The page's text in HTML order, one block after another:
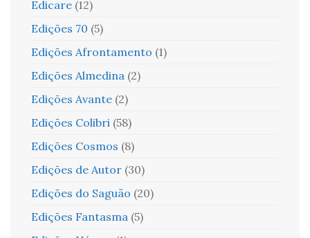
Edicare (12)
Edições 70 (5)
Edições Afrontamento (1)
Edições Almedina (2)
Edições Avante (2)
Edições Colibri (58)
Edições Cosmos (8)
Edições de Autor (30)
Edições do Saguão (20)
Edições Fantasma (5)